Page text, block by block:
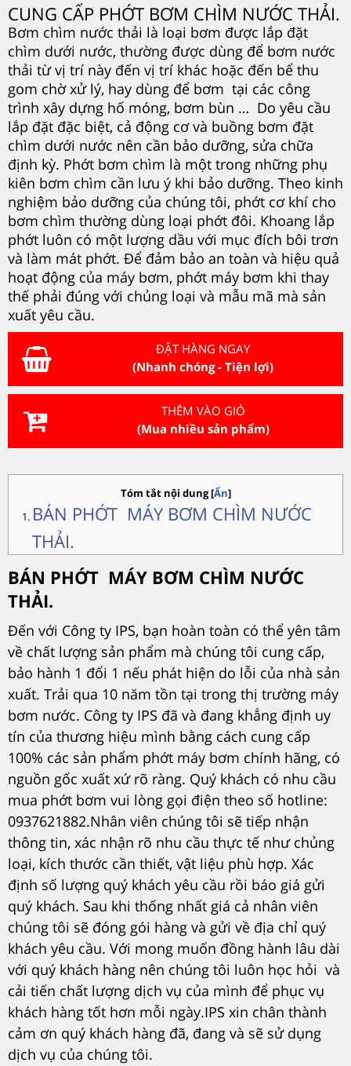
CUNG CẤP PHỚT BƠM CHÌM NƯỚC THẢI.
Bơm chìm nước thải là loại bơm được lắp đặt
chìm dưới nước, thường được dùng để bơm nước
thải từ vị trí này đến vị trí khác hoặc đến bể thu
gom chờ xử lý, hay dùng để bơm tại các công
trình xây dựng hố móng, bơm bùn … Do yêu cầu
lắp đặt đặc biệt, cả động cơ và buồng bơm đặt
chìm dưới nước nên cần bảo dưỡng, sửa chữa
định kỳ. Phớt bơm chìm là một trong những phụ
kiên bơm chìm cần lưu ý khi bảo dưỡng. Theo kinh
nghiệm bảo dưỡng của chúng tôi, phớt cơ khí cho
bơm chìm thường dùng loại phớt đôi. Khoang lắp
phớt luôn có một lượng dầu với mục đích bôi trơn
và làm mát phớt. Để đảm bảo an toàn và hiệu quả
hoạt động của máy bơm, phớt máy bơm khi thay
thế phải đúng với chủng loại và mẫu mã mà sản
xuất yêu cầu.
ĐẶT HÀNG NGAY
(Nhanh chóng - Tiện lợi)
THÊM VÀO GIỎ
(Mua nhiều sản phẩm)
Tóm tắt nội dung[Ẩn]
BÁN PHỚT MÁY BƠM CHÌM NƯỚC
THẢI.
BÁN PHỚT MÁY BƠM CHÌM NƯỚC
THẢI.
Đến với Công ty IPS, bạn hoàn toàn có thể yên tâm
về chất lượng sản phẩm mà chúng tôi cung cấp,
bảo hành 1 đổi 1 nếu phát hiện do lỗi của nhà sản
xuất. Trải qua 10 năm tồn tại trong thị trường máy
bơm nước. Công ty IPS đã và đang khẳng định uy
tín của thương hiệu mình bằng cách cung cấp
100% các sản phẩm phớt máy bơm chính hãng, có
nguồn gốc xuất xứ rõ ràng. Quý khách có nhu cầu
mua phớt bơm vui lòng gọi điện theo số hotline:
0937621882.Nhân viên chúng tôi sẽ tiếp nhận
thông tin, xác nhận rõ nhu cầu thực tế như chủng
loại, kích thước cần thiết, vật liệu phù hợp. Xác
định số lượng quý khách yêu cầu rồi báo giá gửi
quý khách. Sau khi thống nhất giá cả nhân viên
chúng tôi sẽ đóng gói hàng và gửi về địa chỉ quý
khách yêu cầu. Với mong muốn đồng hành lâu dài
với quý khách hàng nên chúng tôi luôn học hỏi và
cải tiến chất lượng dịch vụ của mình để phục vụ
khách hàng tốt hơn mỗi ngày.IPS xin chân thành
cảm ơn quý khách hàng đã, đang và sẽ sử dụng
dịch vụ của chúng tôi.